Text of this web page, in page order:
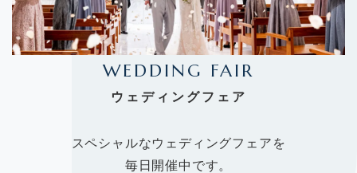
WEDDING FAIR
ウェディングフェア
スペシャルなウェディングフェアを
毎日開催中です。